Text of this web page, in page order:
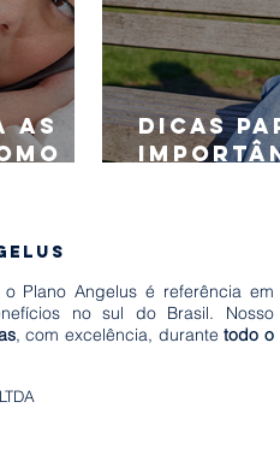
as
Dicas
Plano Angelus é referência em
no sul do Brasil. Nosso
, com excelência, durantetodo o